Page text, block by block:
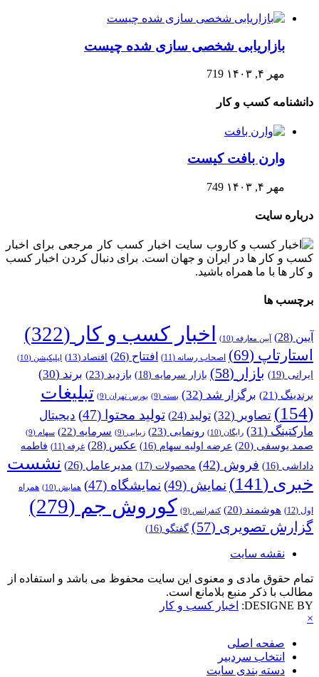
بازاریابی شخصی سازی شده چیست
مهر ۴, ۱۴۰۳ 719
دانشنامه کسب و کار
وارن بافت کیست
مهر ۴, ۱۴۰۳ 749
درباره سایت
وب سایت اخبار کسب کار مرجعی برای اخبار
کسب و کار ها در ایران و جهان است. برای دنبال کردن اخبار کسب
و کار ها با ما همراه باشید.
برچسب ها
آیین (28) آیین معارفه (10) اخبار کسب و کار (322)
استارتاپ (69) اصحاب رسانه (11) افتتاح (26) اقتصاد (13) اپلیکیشن (10)
ایرانی (19) بازار (58) بازار سرمایه (18) بازدید (23) برند (30)
برندینگ (21) برگزار شد (32) بسته (9) بورس تهران (9)
تبلیغات
(154)
تصاویر (32) تولید (24) تولید محتوا (47)
دیجیتال
مارکتینگ (31) رایگان (10) رونمایی (23) زیبایی (9) سرمایه (22) سهام (9)
صمد یوسفی (20) عرضه اولیه سهام (16) عکس (28) غرفه (11)
فاطمه
داداشی (16) فروش (42) محصولات (17) مدیرعامل (26)
نشست
خبری (141) نمایش (49) نمایشگاه (47) همایش (10) همراه
اول (12) هوشمند (20) کنفرانس (9) کوروش جم (279)
گزارش تصویری (57) گفتگو (16)
نقشه سایت
تمام حقوق مادی و معنوی این سایت محفوظ می باشد و استفاده از
مطالب با ذکر منبع بلامانع است.
DESIGNE BY:
اخبار کسب و کار
×
صفحه اصلی
انتخاب سردبیر
دسته بندی سایت